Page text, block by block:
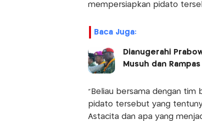
mempersiapkan pidato
Baca Juga:
Dianugerahi
Musuh dan
“Beliau bersama dengan tim
pidato tersebut yang
Astacita dan apa yang